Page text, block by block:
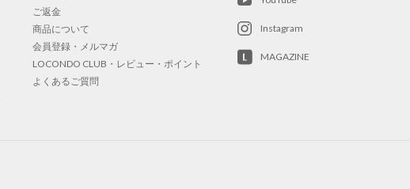
ご返金
商品について
会員登録・メルマガ
LOCONDO CLUB・レビュー・ポイント
よくあるご質問
Instagram
MAGAZINE